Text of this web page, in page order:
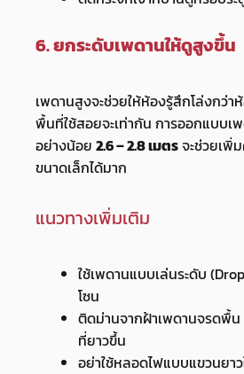
6. ยกระดับเพดานให้ดูสูงขึ้น
เพดานสูงจะช่วยให้ห้องรู้สึกโล่งกว่า
พื้นที่ใช้สอยจะเท่ากัน การออกแบบเ
อย่างน้อย 2.6 – 2.8 เมตรจะช่วยเพิ่
ขนาดเล็กได้มาก
แนวทางเพิ่มเติม
ใช้เพดานแบบเล่นระดับ
โซน
ติดม่านจากฝ้าเพดานจรดพื้น
ที่ยาวขึ้น
อย่าใช้หลอดไฟแบบแขวนยา